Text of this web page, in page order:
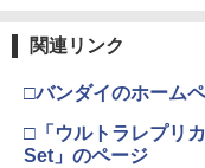
4
4
関連リンク
□バンダイのホーム
□「ウルトラレプリ
Set」のページ